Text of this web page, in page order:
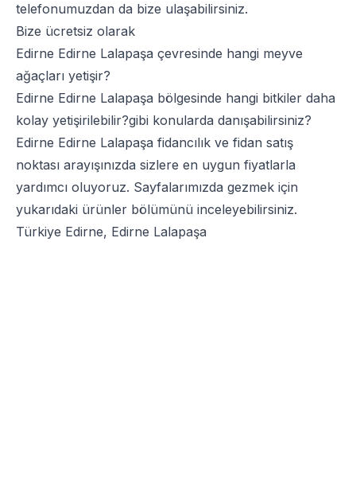
telefonumuzdan da bize ulaşabilirsiniz.
Bize ücretsiz olarak
Edirne Edirne Lalapaşa çevresinde hangi meyve
ağaçları yetişir?
Edirne Edirne Lalapaşa bölgesinde hangi bitkiler daha
kolay yetişirilebilir?gibi konularda danışabilirsiniz?
Edirne Edirne Lalapaşa fidancılık ve fidan satış
noktası arayışınızda sizlere en uygun fiyatlarla
yardımcı oluyoruz. Sayfalarımızda gezmek için
yukarıdaki ürünler bölümünü inceleyebilirsiniz.
Türkiye Edirne, Edirne Lalapaşa